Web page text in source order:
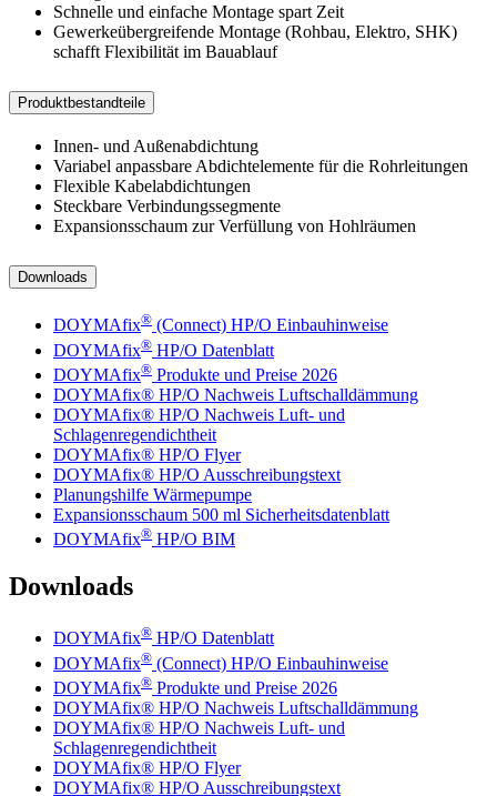
Schnelle und einfache Montage spart Zeit
Gewerkeübergreifende Montage (Rohbau, Elektro, SHK)
schafft Flexibilität im Bauablauf
Produktbestandteile
Innen- und Außenabdichtung
Variabel anpassbare Abdichtelemente für die Rohrleitungen
Flexible Kabelabdichtungen
Steckbare Verbindungssegmente
Expansionsschaum zur Verfüllung von Hohlräumen
Downloads
DOYMAfix® (Connect) HP/O Einbauhinweise
DOYMAfix® HP/O Datenblatt
DOYMAfix® Produkte und Preise 2026
DOYMAfix® HP/O Nachweis Luftschalldämmung
DOYMAfix® HP/O Nachweis Luft- und
Schlagenregendichtheit
DOYMAfix® HP/O Flyer
DOYMAfix® HP/O Ausschreibungstext
Planungshilfe Wärmepumpe
Expansionsschaum 500 ml Sicherheitsdatenblatt
DOYMAfix® HP/O BIM
Downloads
DOYMAfix® HP/O Datenblatt
DOYMAfix® (Connect) HP/O Einbauhinweise
DOYMAfix® Produkte und Preise 2026
DOYMAfix® HP/O Nachweis Luftschalldämmung
DOYMAfix® HP/O Nachweis Luft- und
Schlagenregendichtheit
DOYMAfix® HP/O Flyer
DOYMAfix® HP/O Ausschreibungstext